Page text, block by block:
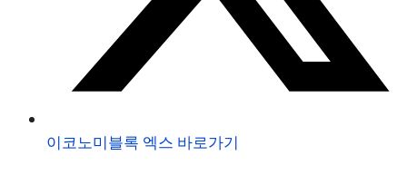
이코노미블록 엑스 바로가기